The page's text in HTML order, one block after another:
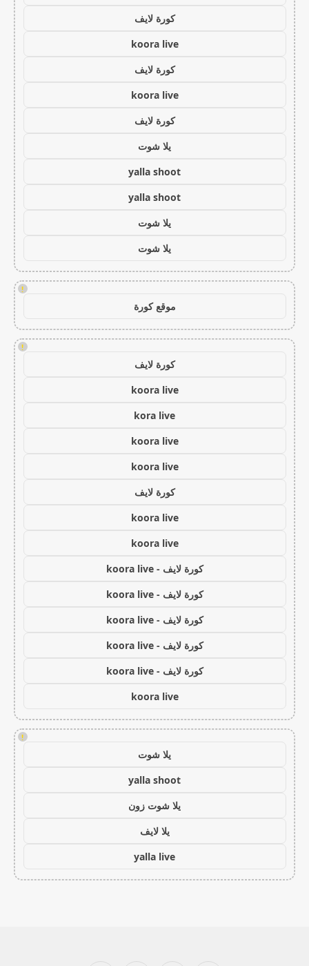
كورة لايف
koora live
كورة لايف
koora live
كورة لايف
يلا شوت
yalla shoot
yalla shoot
يلا شوت
يلا شوت
!
موقع كورة
!
كورة لايف
koora live
kora live
koora live
koora live
كورة لايف
koora live
koora live
كورة لايف - koora live
كورة لايف - koora live
كورة لايف - koora live
كورة لايف - koora live
كورة لايف - koora live
koora live
!
يلا شوت
yalla shoot
يلا شوت زون
يلا لايف
yalla live